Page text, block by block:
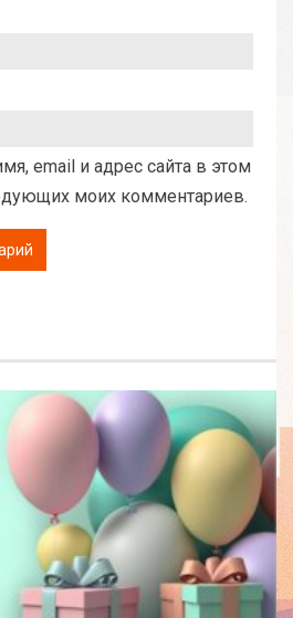
email и адрес сайта в этом
моих комментариев.